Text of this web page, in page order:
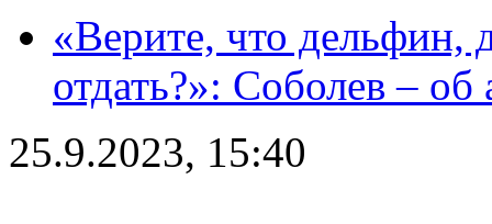
«Верите, что дельфин,
отдать?»: Соболев – об
25.9.2023, 15:40